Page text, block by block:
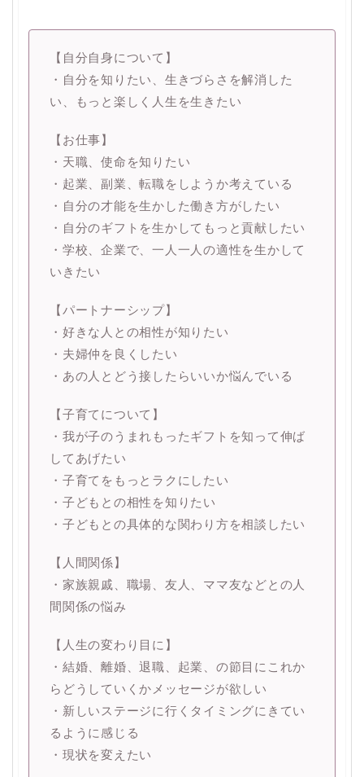
【自分自身について】
・自分を知りたい、生きづらさを解消した
い、もっと楽しく人生を生きたい
【お仕事】
・天職、使命を知りたい
・起業、副業、転職をしようか考えている
・自分の才能を生かした働き方がしたい
・自分のギフトを生かしてもっと貢献したい
・学校、企業で、一人一人の適性を生かして
いきたい
【パートナーシップ】
・好きな人との相性が知りたい
・夫婦仲を良くしたい
・あの人とどう接したらいいか悩んでいる
【子育てについて】
・我が子のうまれもったギフトを知って伸ば
してあげたい
・子育てをもっとラクにしたい
・子どもとの相性を知りたい
・子どもとの具体的な関わり方を相談したい
【人間関係】
・家族親戚、職場、友人、ママ友などとの人
間関係の悩み
【人生の変わり目に】
・結婚、離婚、退職、起業、の節目にこれか
らどうしていくかメッセージが欲しい
・新しいステージに行くタイミングにきてい
るように感じる
・現状を変えたい